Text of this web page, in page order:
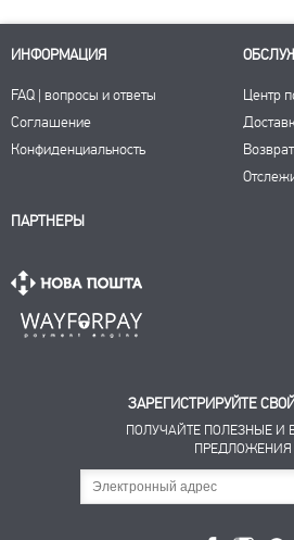
ИНФОРМАЦИЯ
FAQ | вопросы и ответы
Соглашение
Конфиденциальность
Центр
ПАРТНЕРЫ
ЗАРЕГИСТРИРУЙТЕ
ПОЛУЧАЙТЕ ПОЛЕЗНЫЕ И
ПРЕДЛОЖЕНИЯ